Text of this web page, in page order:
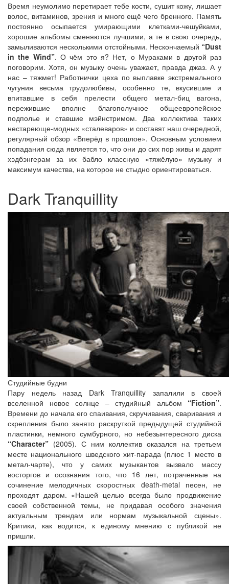
Время неумолимо перетирает тебе кости, сушит кожу, лишает
волос, витаминов, зрения и много ещё чего бренного. Память
постоянно осыпается умирающими клетками-чешуйками,
хорошие альбомы сменяются лучшими, а те в свою очередь,
замыливаются несколькими отстойными. Нескончаемый “Dust
in the Wind”. О чём это я? Нет, о Мураками в другой раз
поговорим. Хотя, он музыку очень уважает, правда джаз. А у
нас – тяжмет! Работнички цеха по выплавке экстремального
чугуния весьма трудолюбивы, особенно те, вкусившие и
впитавшие в себя прелести общего метал-биц вагона,
пережившие вполне благополучное общеевропейское
подполье и ставшие мэйнстримом. Два коллектива таких
нестареюще-модных «сталеваров» и составят наш очередной,
регулярный обзор «Вперёд в прошлое». Основным условием
попадания сюда является то, что они до сих пор живы и дарят
хэдбэнгерам за их бабло классную «тяжёлую» музыку и
максимум качества, на которое не стыдно ориентироваться.
Dark Tranquillity
Студийные будни
Пару недель назад Dark Tranquillity запалили в своей
вселенной новое солнце – студийный альбом “Fiction”.
Времени до начала его спаивания, скручивания, сваривания и
скрепления было занято раскруткой предыдущей студийной
пластинки, немного сумбурного, но небезынтересного диска
“Character” (2005). С ним коллектив оказался на третьем
месте национального шведского хит-парада (плюс 1 место в
метал-чарте), что у самих музыкантов вызвало массу
восторгов и осознания того, что 16 лет, потраченные на
сочинение мелодичных скоростных death-metal песен, не
проходят даром. «Нашей целью всегда было продвижение
своей собственной темы, не придавая особого значения
актуальным трендам или нормам музыкальной сцены».
Критики, как водится, к единому мнению с публикой не
пришли.